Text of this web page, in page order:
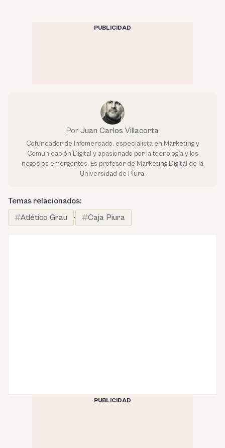
PUBLICIDAD
Por Juan Carlos Villacorta
Cofundador de Infomercado, especialista en Marketing y
Comunicación Digital y apasionado por la tecnología y los
negocios emergentes. Es profesor de Marketing Digital de la
Universidad de Piura.
Temas relacionados:
Atlético Grau
· Caja Piura
PUBLICIDAD